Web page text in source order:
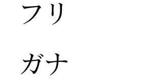
​フリ
ガナ​